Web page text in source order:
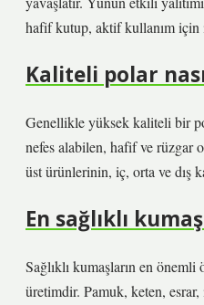
hafif kutup, aktif kullanım için
Kaliteli polar
Genellikle yüksek kaliteli bir
nefes alabilen, hafif ve rüzgar
üst ürünlerinin, iç, orta ve dış
En sağlıklı
Sağlıklı kumaşların en
üretimdir. Pamuk, keten,